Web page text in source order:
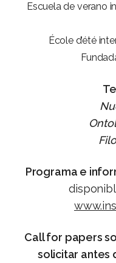
Escuela de verano
École d’été
Programa e
Call for papers
solicitar antes